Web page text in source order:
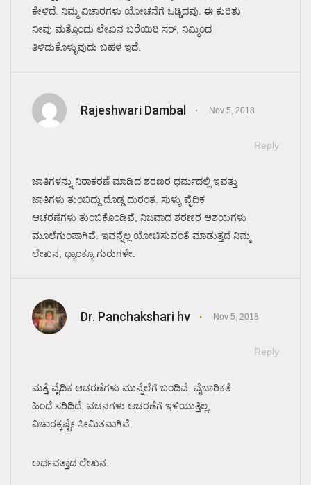
ಕೇಳಿದೆ. ನಿಮ್ಮ ವಿಚಾರಗಳು ಯೋಚನೆಗೆ ಒಡ್ಡಿದವು. ಈ ಕುರಿತು
ನೀವು ಮತ್ತೊಂದು ಲೇಖನ ಬರೆಯಿರಿ ಸರ್, ನಿಮ್ಮಿಂದ
ತಿಳಿದುಕೊಳ್ಳುವುದು ಬಹಳ ಇದೆ.
Rajeshwari Dambal Nov 5, 2018
Reply
ಜಾತಿಗಳನ್ನು ನಿರಾಕರಣೆ ಮಾಡಿದ ಶರಣರ ಧರ್ಮದಲ್ಲಿ ಇವತ್ತು
ಜಾತಿಗಳು ತುಂಬಿದ್ದು ದೊಡ್ಡ ದುರಂತ. ಸುಳ್ಳು ವೈದಿಕ
ಆಚರಣೆಗಳು ತುಂಬಿಕೊಂಡಿವೆ, ನಿಜವಾದ ಶರಣರ ಆಶಯಗಳು
ಮೂಲೆಗುಂಪಾಗಿವೆ. ಇವನ್ನೆಲ್ಲ ಯೋಚಿಸುವಂತೆ ಮಾಡುತ್ತದೆ ನಿಮ್ಮ
ಲೇಖನ, ಥ್ಯಾಂಕ್ಯೂ ಗುರುಗಳೇ.
Dr. Panchakshari hv Nov 5, 2018
Reply
ಮತ್ತೆ ವೈದಿಕ ಆಚರಣೆಗಳು ಮುನ್ನೆಲೆಗೆ ಬಂದಿವೆ. ವೈಚಾರಿಕತೆ
ಹಿಂದೆ ಸರಿದಿದೆ. ವಚನಗಳು ಆಚರಣೆಗೆ ಇಳಿಯುತ್ತಿಲ್ಲ,
ವಿಚಾರಕ್ಕಷ್ಟೇ ಸೀಮಿತವಾಗಿವೆ.
ಅರ್ಥವತ್ತಾದ ಲೇಖ‌ನ.